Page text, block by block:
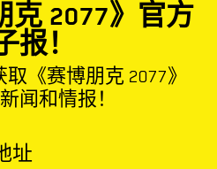
克 2077》官方
报！
《赛博朋克 2077》
闻和情报！
址